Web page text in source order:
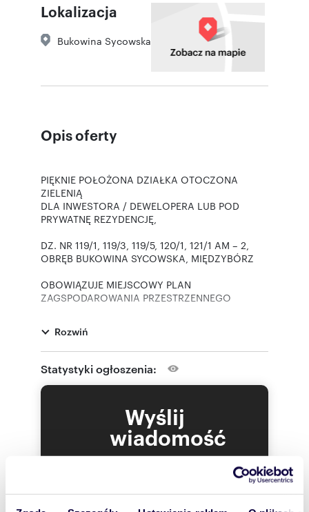
Lokalizacja
Bukowina Sycowska
Opis oferty
PIĘKNIE POŁOŻONA DZIAŁKA OTOCZONA
ZIELENIĄ
DLA INWESTORA / DEWELOPERA LUB POD
PRYWATNĘ REZYDENCJĘ,
DZ. NR 119/1, 119/3, 119/5, 120/1, 121/1 AM – 2,
OBRĘB BUKOWINA SYCOWSKA, MIĘDZYBÓRZ
OBOWIĄZUJE MIEJSCOWY PLAN
ZAGSPODAROWANIA PRZESTRZENNEGO
ROLNICZEJ (R ) zgodnie z przedstawionymi
mapkami
Zostały przygotowane 3 wstępne koncepcje:
b) zabudowa jednorodzinna w zabudowie
c) zabudowa jednorodzinna w zabudowie
szeregowej
Zapraszam.
Rozwiń
Statystyki ogłoszenia:
Wyślij
wiadomość